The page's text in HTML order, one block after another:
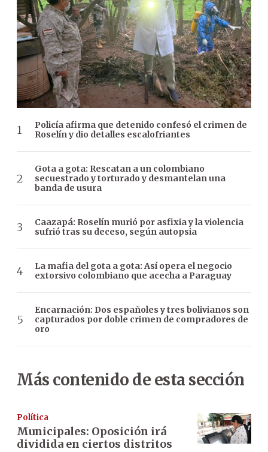
Policía afirma que detenido confesó el crimen de
Roselín y dio detalles escalofriantes
Gota a gota: Rescatan a un colombiano
secuestrado y torturado y desmantelan una
banda de usura
Caazapá: Roselín murió por asfixia y la violencia
sufrió tras su deceso, según autopsia
La mafia del gota a gota: Así opera el negocio
extorsivo colombiano que acecha a Paraguay
Encarnación: Dos españoles y tres bolivianos son
capturados por doble crimen de compradores de
oro
Más contenido de esta sección
Política
Municipales: Oposición irá
dividida en ciertos distritos